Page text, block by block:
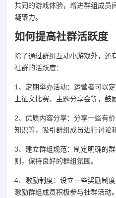
共同的游戏体验，增进群组成员
凝聚力。
如何提高社群活跃度
除了通过群组互动小游戏外，还
社群的活跃度：
1、定期举办活动：运营者可以
上征文比赛、主题分享会等，鼓
2、优质内容分享：分享一些有
知识等，吸引群组成员进行讨论
3、建立群组规范：制定明确的
则，保持良好的群组氛围。
4、激励制度：设立一些奖励制
激励群组成员积极参与社群活动。